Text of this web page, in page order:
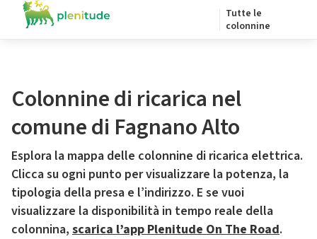
Tutte le
colonnine
Colonnine di ricarica nel
comune di Fagnano Alto
Esplora la mappa delle colonnine di ricarica elettrica.
Clicca su ogni punto per visualizzare la potenza, la
tipologia della presa e l’indirizzo. E se vuoi
visualizzare la disponibilità in tempo reale della
colonnina, scarica l’app Plenitude On The Road.